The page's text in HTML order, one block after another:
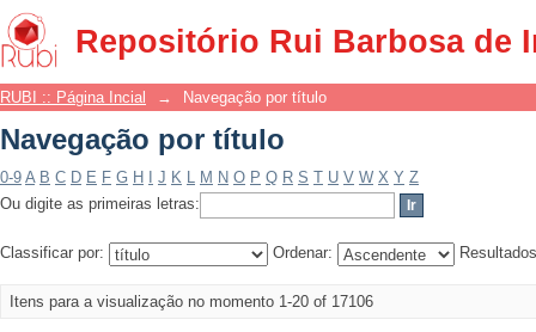
Repositório Rui Barbosa de
Navegação por título
RUBI :: Página Incial → Navegação por título
Navegação por título
0-9 A B C D E F G H J K L M N O P Q R S T U V W X Y Z
Ou digite as primeiras letras:
Classificar por: Ordenar:
Itens para a visualização no momento 1-20 of 17106